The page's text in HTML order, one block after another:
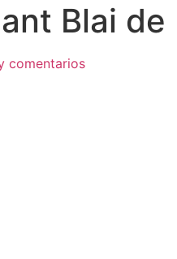
Blai de
comentarios